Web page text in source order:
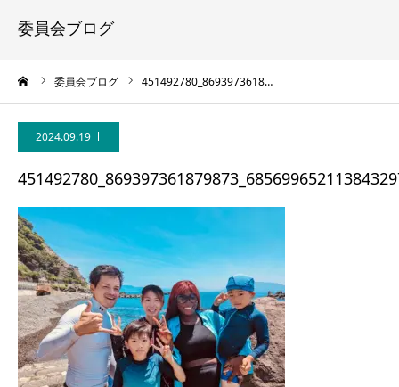
委員会ブログ
委員会ブログ 451492780_8693973618…
2024.09.19